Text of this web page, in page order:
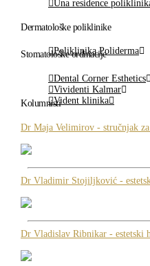
Una residence
Dermatološke poliklinike
Poliklinika Poliderma
Stomatološke ordinacije
Dental Corner Esthetics
Vividenti Kalmar
Vident klinika
Kolumnisti
Dr Maja Velimirov - stručnjak
Dr Vladimir Stojiljković -
Dr Vladislav Ribnikar - estetski